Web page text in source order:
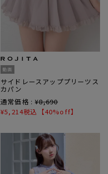
動画
サイドレースアッププリーツス
カパン
通常価格 : ¥8,690
¥5,214税込 【40%off】